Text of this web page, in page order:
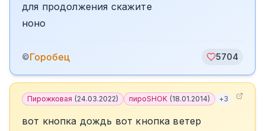
для продолжения скажите
ноно
©Горобец 5704
Пирожковая (24.03.2022) пироSHOK (18.01.2014) +3
вот кнопка дождь вот кнопка ветер